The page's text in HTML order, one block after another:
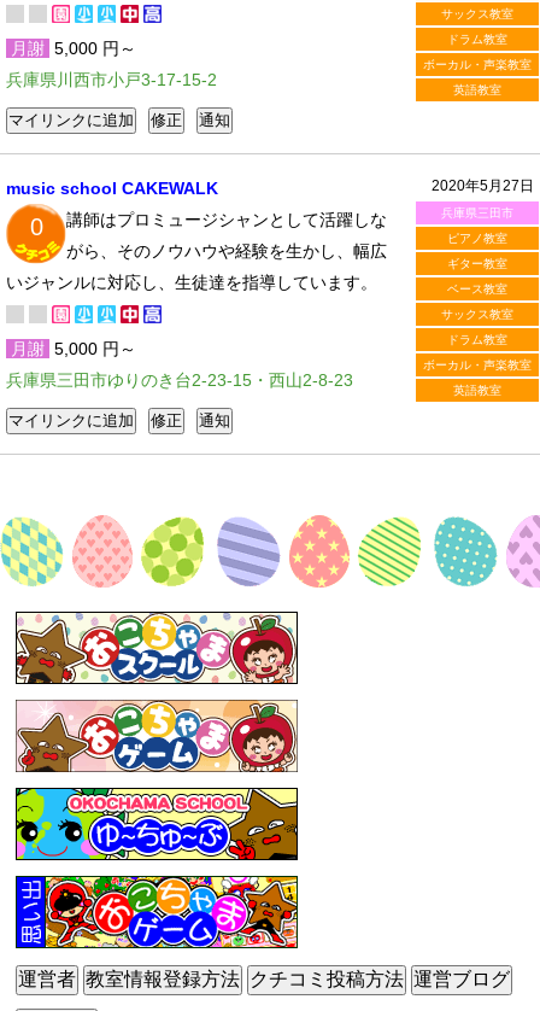
サックス教室
ドラム教室
ボーカル・声楽教室
英語教室
月謝 5,000 円～
兵庫県川西市小戸3-17-15-2
2020年5月27日
兵庫県三田市
ピアノ教室
ギター教室
ベース教室
サックス教室
ドラム教室
ボーカル・声楽教室
英語教室
music school CAKEWALK
0
講師はプロミュージシャンとして活躍しな
がら、そのノウハウや経験を生かし、幅広
いジャンルに対応し、生徒達を指導しています。
月謝 5,000 円～
兵庫県三田市ゆりのき台2-23-15・西山2-8-23